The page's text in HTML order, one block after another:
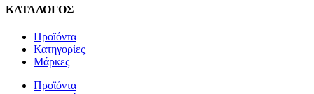
ΚΑΤΑΛΟΓΟΣ
Προϊόντα
Κατηγορίες
Μάρκες
Προϊόντα